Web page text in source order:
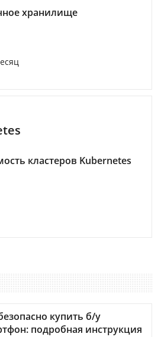
хранилище
кластеров Kubernetes
купить б/у
подробная инструкция